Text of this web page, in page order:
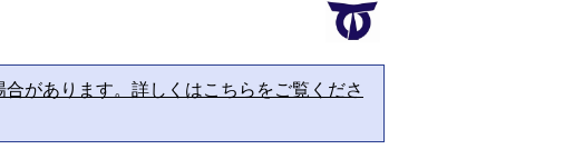
があります。詳しくはこちらをご覧くださ